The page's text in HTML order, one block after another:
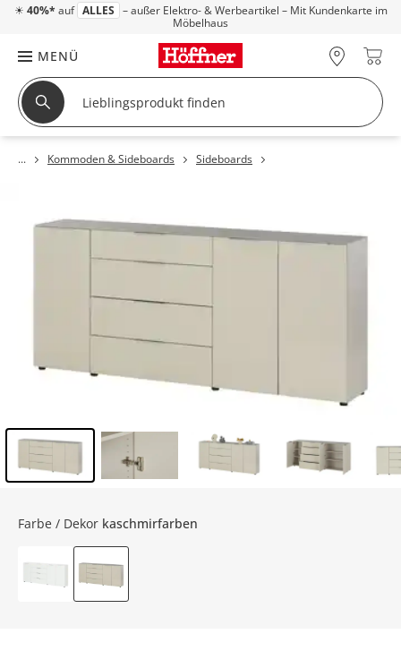
☀ 40%* auf ALLES – außer Elektro- & Werbeartikel – Mit Kundenkarte im
Möbelhaus
MENÜ
Kommoden & Sideboards Sideboards
Farbe / Dekor kaschmirfarben